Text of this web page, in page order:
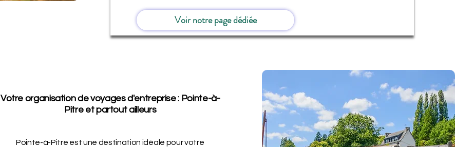
Voir notre page dédiée
Votre organisation de voyages d'entreprise : Pointe-à-
Pitre et partout ailleurs
Pointe-à-Pitre est une destination idéale pour votre